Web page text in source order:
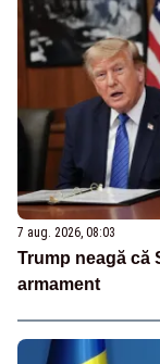
7 aug. 2026, 08:03
Trump neagă că
armament